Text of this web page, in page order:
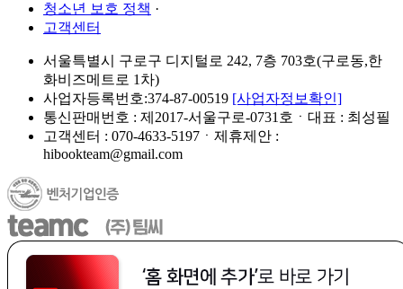
청소년 보호 정책 ·
고객센터
서울특별시 구로구 디지털로 242, 7층 703호(구로동,한
화비즈메트로 1차)
사업자등록번호:374-87-00519 [사업자정보확인]
통신판매번호 : 제2017-서울구로-0731호ㆍ대표 : 최성필
고객센터 : 070-4633-5197ㆍ제휴제안 :
hibookteam@gmail.com